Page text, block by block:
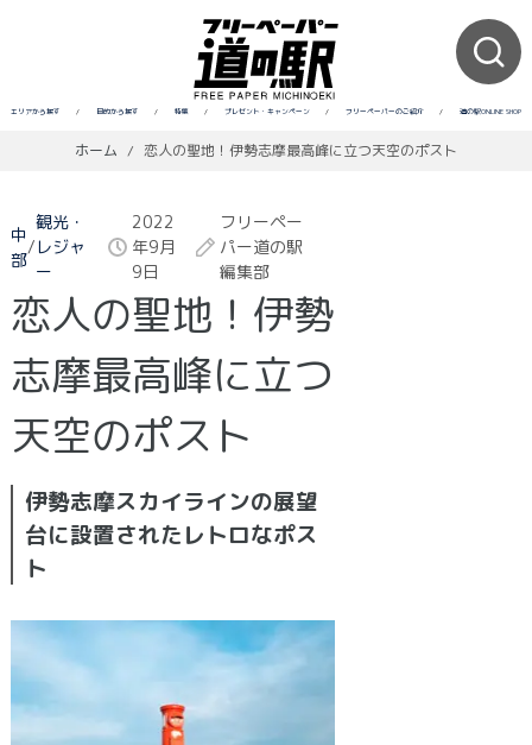
エリアから探す / 目的から探す / 特集 / プレゼント・キャンペーン / フリーペーパーのご紹介 / 道の駅ONLINE SHOP
ホーム / 恋人の聖地！伊勢志摩最高峰に立つ天空のポスト
中
部
/
観光・
レジャ
ー
2022
年9月
9日
フリーペー
パー道の駅
編集部
恋人の聖地！伊勢
志摩最高峰に立つ
天空のポスト
伊勢志摩スカイラインの展望
台に設置されたレトロなポス
ト